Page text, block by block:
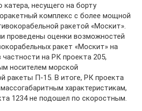
катера, несущего на борту
комплекс с более мощной
ракетой «Москит».
проведены оценки возможностей
ракет «Москит» на
частности на РК проекта 205,
носителем морской
ракеты П-15. В итоге, РК проекта
характеристикам,
1234 не подошел по скоростным.